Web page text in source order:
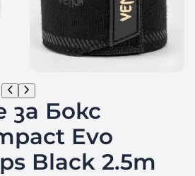
Бокс
Evo
Black 2.5m